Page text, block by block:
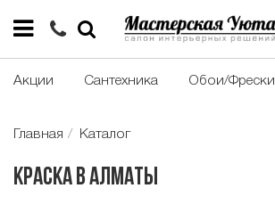
Акции Сантехника Обои/Фрески
Главная Каталог
Краска в Алматы